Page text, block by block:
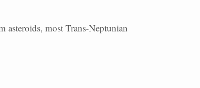
asteroids, most Trans-Neptunian